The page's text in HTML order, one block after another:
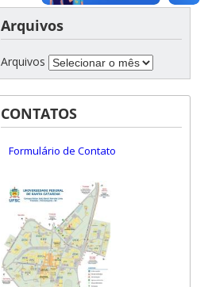
Arquivos
Arquivos
CONTATOS
Formulário de Contato